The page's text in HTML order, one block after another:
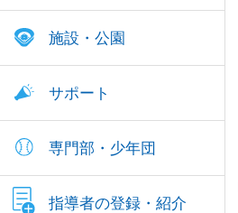
施設・公園
サポート
専門部・少年団
指導者の登録・紹介